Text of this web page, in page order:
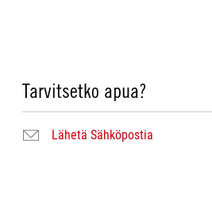
Tarvitsetko apua?
Lähetä Sähköpostia